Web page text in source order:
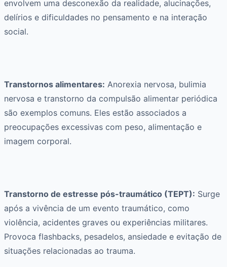
envolvem uma desconexão da realidade, alucinações,
delírios e dificuldades no pensamento e na interação
social.
Transtornos alimentares: Anorexia nervosa, bulimia
nervosa e transtorno da compulsão alimentar periódica
são exemplos comuns. Eles estão associados a
preocupações excessivas com peso, alimentação e
imagem corporal.
Transtorno de estresse pós-traumático (TEPT): Surge
após a vivência de um evento traumático, como
violência, acidentes graves ou experiências militares.
Provoca flashbacks, pesadelos, ansiedade e evitação de
situações relacionadas ao trauma.